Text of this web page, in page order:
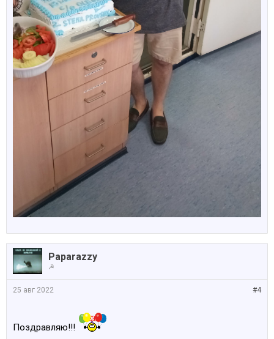
Paparazzy
☭
#4
25 авг 2022
Поздравляю!!!